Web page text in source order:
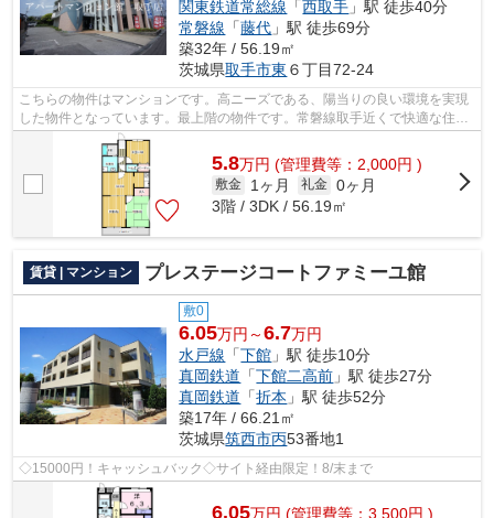
関東鉄道常総線 「西取手 」駅 徒歩40分
常磐線 「藤代 」駅 徒歩69分
築32年 / 56.19㎡
茨城県取手市東 ６丁目72-24
こちらの物件はマンションです。高ニーズである、陽当りの良い環境を実現
した物件となっています。最上階の物件です。常磐線取手近くで快適な住環
境をお求めなら0297-72-1181にてアパ...
5.8万円 (管理費等：2,000円 )
敷金 1ヶ月 礼金 0ヶ月
3階 / 3DK / 56.19㎡
賃貸 | マンション プレステージコートファミーユ館
敷0
6.05万円～6.7万円
水戸線 「下館 」駅 徒歩10分
真岡鉄道 「下館二高前 」駅 徒歩27分
真岡鉄道 「折本 」駅 徒歩52分
築17年 / 66.21㎡
茨城県筑西市丙53番地1
◇15000円！キャッシュバック◇サイト経由限定！8/末まで
6.05万円 (管理費等：3,500円 )